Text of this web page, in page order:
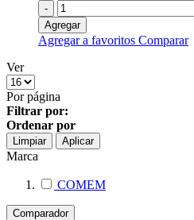
-
Agregar
Agregar a favoritos Comparar
Ver
Por página
Filtrar por:
Ordenar por
Limpiar Aplicar
Marca
COMEM
Comparador